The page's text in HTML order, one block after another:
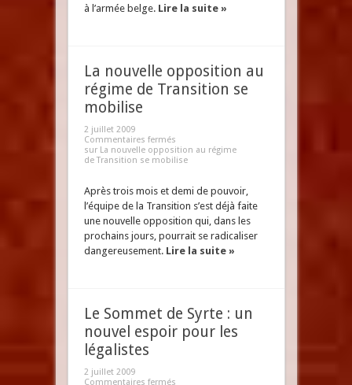
à l’armée belge. Lire la suite »
La nouvelle opposition au
régime de Transition se
mobilise
2 juillet 2009
Commentaires fermés
sur La nouvelle opposition au régime
de Transition se mobilise
Après trois mois et demi de pouvoir,
l’équipe de la Transition s’est déjà faite
une nouvelle opposition qui, dans les
prochains jours, pourrait se radicaliser
dangereusement. Lire la suite »
Le Sommet de Syrte : un
nouvel espoir pour les
légalistes
2 juillet 2009
Commentaires fermés